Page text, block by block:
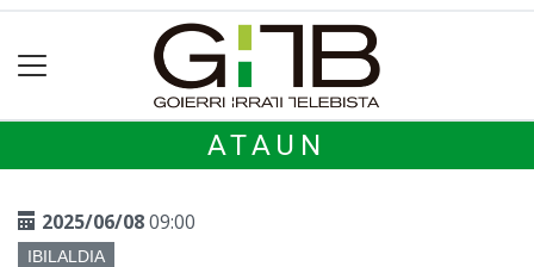
ATAUN
2025/06/0809:00
IBILALDIA